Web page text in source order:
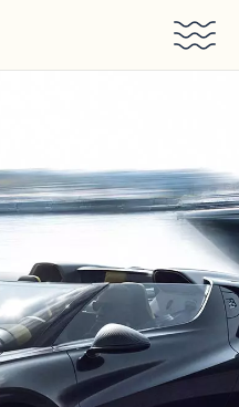
Saltar al contenido principal